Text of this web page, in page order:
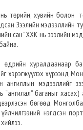
төрийн, хувийн болон
Зээлийн мэдээллийн
сан” ХХК нь зээлийн
хуралдаанаар
хэрэгжүүлэх хүрээнд
мэдээллийг
баганыг хасах)
бөгөөд
нэгдсэн